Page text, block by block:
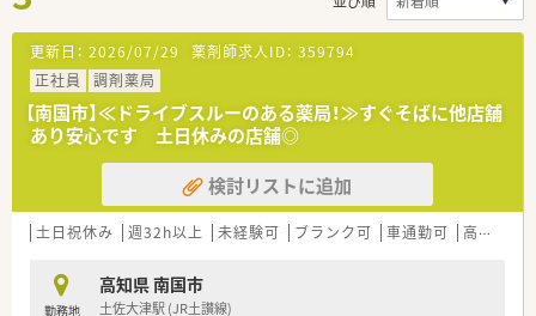
更新日： 2026/07/29 薬剤師求人ID： 359794
正社員
調剤薬局
【南国市】≪ドライブスルーのある薬局！≫すぐそばに他店舗
あり安心です 土日休みの店舗◎
検討リストに追加
土日祝休み 週32h以上 未経験可 ブランク可 車通勤可 高給与(600万円以上)
勤務地
高知県 南国市
土佐大津駅 (JR土讃線)